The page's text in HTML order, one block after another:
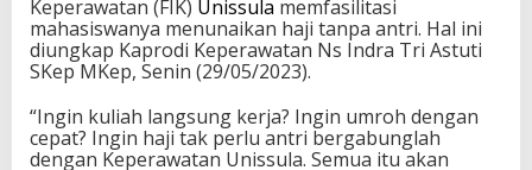
Keperawatan (FIK) Unissula memfasilitasi
mahasiswanya menunaikan haji tanpa antri. Hal ini
diungkap Kaprodi Keperawatan Ns Indra Tri Astuti
SKep MKep, Senin (29/05/2023).
“Ingin kuliah langsung kerja? Ingin umroh dengan
cepat? Ingin haji tak perlu antri bergabunglah
dengan Keperawatan Unissula. Semua itu akan